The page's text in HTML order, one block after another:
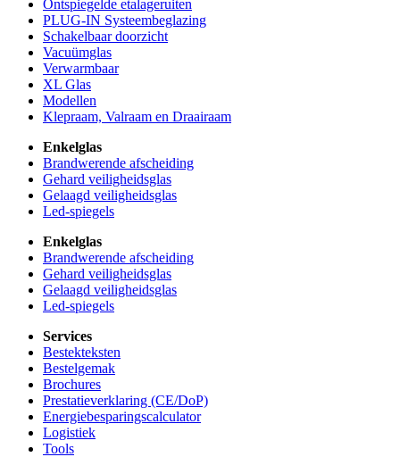
Ontspiegelde etalageruiten
PLUG-IN Systeembeglazing
Schakelbaar doorzicht
Vacuümglas
Verwarmbaar
XL Glas
Modellen
Klepraam, Valraam en Draairaam
Enkelglas
Brandwerende afscheiding
Gehard veiligheidsglas
Gelaagd veiligheidsglas
Led-spiegels
Enkelglas
Brandwerende afscheiding
Gehard veiligheidsglas
Gelaagd veiligheidsglas
Led-spiegels
Services
Bestekteksten
Bestelgemak
Brochures
Prestatieverklaring (CE/DoP)
Energiebesparingscalculator
Logistiek
Tools